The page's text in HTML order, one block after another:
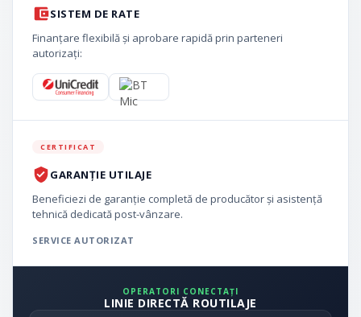
SISTEM DE RATE
Finanțare flexibilă și aprobare rapidă prin parteneri
autorizați:
CERTIFICAT
GARANȚIE UTILAJE
Beneficiezi de garanție completă de producător și asistență
tehnică dedicată post-vânzare.
SERVICE AUTORIZAT
OPERATORI CONECTAȚI
LINIE DIRECTĂ ROUTILAJE